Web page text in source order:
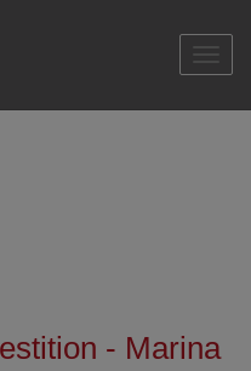
- Marina